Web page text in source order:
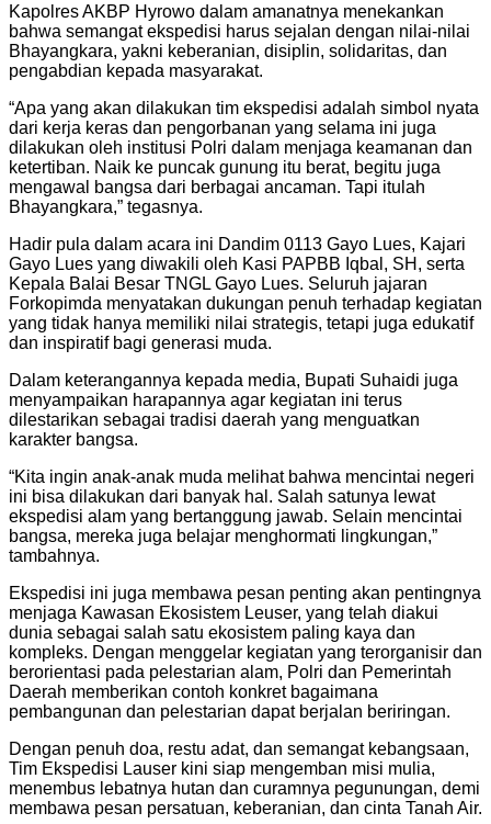
Kapolres AKBP Hyrowo dalam amanatnya menekankan
bahwa semangat ekspedisi harus sejalan dengan nilai-nilai
Bhayangkara, yakni keberanian, disiplin, solidaritas, dan
pengabdian kepada masyarakat.
“Apa yang akan dilakukan tim ekspedisi adalah simbol nyata
dari kerja keras dan pengorbanan yang selama ini juga
dilakukan oleh institusi Polri dalam menjaga keamanan dan
ketertiban. Naik ke puncak gunung itu berat, begitu juga
mengawal bangsa dari berbagai ancaman. Tapi itulah
Bhayangkara,” tegasnya.
Hadir pula dalam acara ini Dandim 0113 Gayo Lues, Kajari
Gayo Lues yang diwakili oleh Kasi PAPBB Iqbal, SH, serta
Kepala Balai Besar TNGL Gayo Lues. Seluruh jajaran
Forkopimda menyatakan dukungan penuh terhadap kegiatan
yang tidak hanya memiliki nilai strategis, tetapi juga edukatif
dan inspiratif bagi generasi muda.
Dalam keterangannya kepada media, Bupati Suhaidi juga
menyampaikan harapannya agar kegiatan ini terus
dilestarikan sebagai tradisi daerah yang menguatkan
karakter bangsa.
“Kita ingin anak-anak muda melihat bahwa mencintai negeri
ini bisa dilakukan dari banyak hal. Salah satunya lewat
ekspedisi alam yang bertanggung jawab. Selain mencintai
bangsa, mereka juga belajar menghormati lingkungan,”
tambahnya.
Ekspedisi ini juga membawa pesan penting akan pentingnya
menjaga Kawasan Ekosistem Leuser, yang telah diakui
dunia sebagai salah satu ekosistem paling kaya dan
kompleks. Dengan menggelar kegiatan yang terorganisir dan
berorientasi pada pelestarian alam, Polri dan Pemerintah
Daerah memberikan contoh konkret bagaimana
pembangunan dan pelestarian dapat berjalan beriringan.
Dengan penuh doa, restu adat, dan semangat kebangsaan,
Tim Ekspedisi Lauser kini siap mengemban misi mulia,
menembus lebatnya hutan dan curamnya pegunungan, demi
membawa pesan persatuan, keberanian, dan cinta Tanah Air.